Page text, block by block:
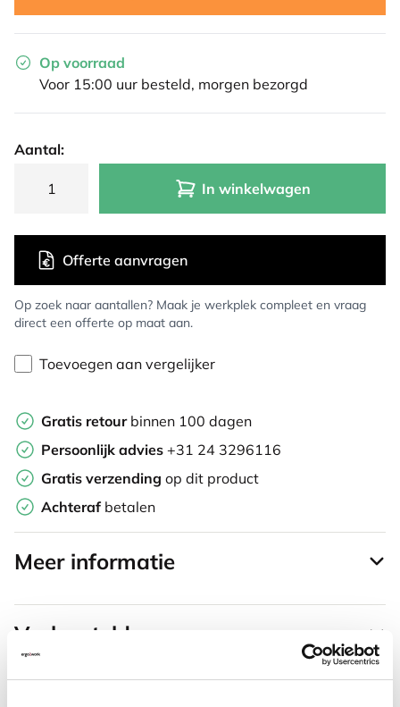
Op voorraad
Voor 15:00 uur besteld, morgen bezorgd
Aantal:
In winkelwagen
Op zoek naar aantallen? Maak je werkplek compleet en vraag
direct een offerte op maat aan.
Offerte aanvragen
Toevoegen aan vergelijker
Gratis retourbinnen 100 dagen
Persoonlijk advies +31 24 3296116
Gratis verzending op dit product
Achteraf betalen
Meer informatie
Veelgestelde vragen